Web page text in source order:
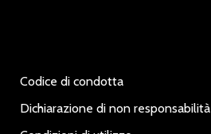
Codice di condotta
Dichiarazione di non responsabilità